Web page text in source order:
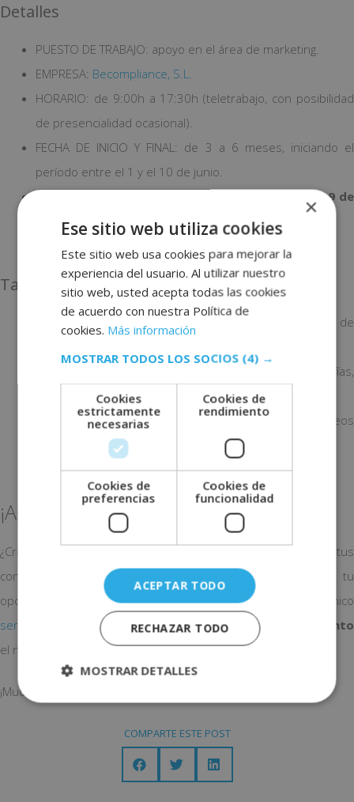
Detalles
PUESTO DE TRABAJO: apoyo en el área de marketing.
EMPRESA: Becompliance, S.L.
HORARIO: de 9:00h a 17:30h (teletrabajo, con posibilidad
de presencialidad ocasional).
FECHA DE INICIO Y FINAL: de 3 a 6 meses, iniciando el
período entre el 1 y el 10 de junio.
FECHA LÍMITE DE PRESENTACIÓN DE LA CANDIDATURA:9 de
junio.
Tareas a realizar
Actualización y diseño de material corporativo (folders de
Diseño y elaboración de material del cliente (infografías,
manuales de uso, guías prácticas, etc.)
Apoyo en el área de marketing en la elaboración de vídeos
de formación.
Actualización de la página web.
¡Apúntate a esta oferta de prácticas!
¿Crees que encajas con este perfil? Si quieres ampliar tus
conocimientos en el sector y ganar experiencia, esta es tu
oportunidad. Envía tu CV al correo electrónico
servicioscorporativos@becompliance.esindicando en el
asunto
el nombre del puesto ofertado.
¡Mucha suerte!
COMPARTE ESTE POST
×
Ese sitio web utiliza cookies
Este sitio web usa cookies para mejorar la
experiencia del usuario. Al utilizar nuestro
sitio web, usted acepta todas las cookies
de acuerdo con nuestra Política de
cookies. Más información
MOSTRAR TODOS LOS SOCIOS (4) →
Cookies
estrictamente
necesarias
Cookies de
rendimiento
Cookies de
preferencias
Cookies de
funcionalidad
ACEPTAR TODO
RECHAZAR TODO
MOSTRAR DETALLES